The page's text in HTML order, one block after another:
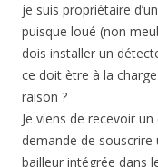
je suis propriétaire
puisque loué (non
dois installer un
ce doit ètre à la
raison ?
Je viens de recevoir
demande de souscrire
bailleur intégrée dans